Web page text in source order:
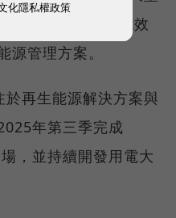
解決方案包含高能效
源管理方案。
於再生能源解決方案與
年第三季完成
，並持續開發用電大
化隱私權政策